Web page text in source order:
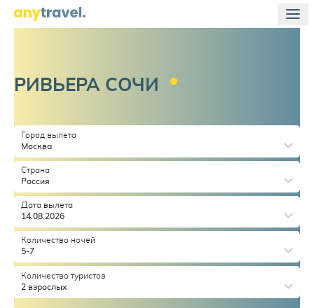
РИВЬЕРА СОЧИ
Город вылета
Москва
Страна
Россия
Дата вылета
14.08.2026
Количество ночей
5-7
Количество туристов
2 взрослых